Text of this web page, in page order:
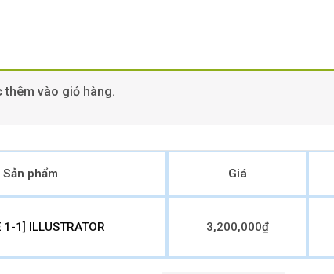
thêm vào giỏ hàng.
Sản phẩm Giá
1-1] ILLUSTRATOR 3,200,000₫